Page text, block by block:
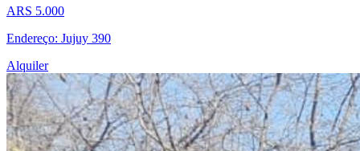
ARS 5.000
Endereço: Jujuy 390
Alquiler